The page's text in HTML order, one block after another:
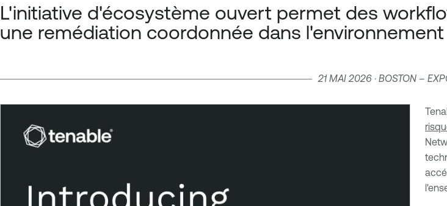
L'initiative d'écosystème ouvert permet des
une remédiation coordonnée dans
21 MAI 2026 · BOSTON –